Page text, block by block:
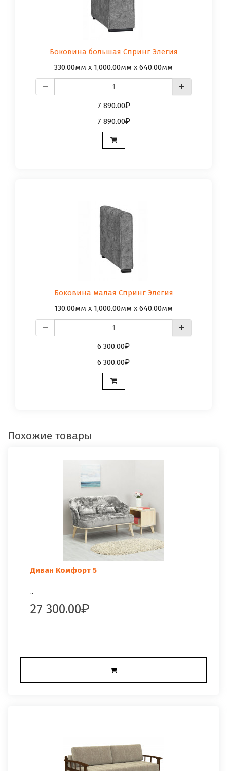
Боковина большая Спринг Элегия
330.00мм x 1,000.00мм x 640.00мм
7 890.00
7 890.00
Боковина малая Спринг Элегия
130.00мм x 1,000.00мм x 640.00мм
6 300.00
6 300.00
Похожие товары
Диван Комфорт 5
..
27 300.00